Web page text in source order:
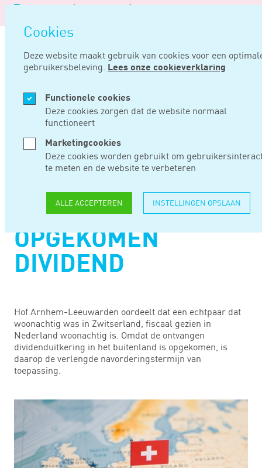
overslaan
Cookies
Deze website maakt gebruik van cookies voor een
gebruikersbeleving. Lees onze cookieverklaring
Functionele cookies
Deze cookies zorgen dat de website normaal
functioneert
Marketingcookies
Deze cookies worden gebruikt om
te meten en de website te verbeteren
ALLE ACCEPTEREN INSTELLINGEN OPSLAAN
Logo
Noord
Negentig
MRT 14, 2024
LANGE
VOOR IN HET
BUITENLAND
OPGEKOMEN
DIVIDEND
Hof Arnhem-Leeuwarden oordeelt dat een echtpaar dat
woonachtig was in Zwitserland, fiscaal gezien in
Nederland woonachtig is. Omdat de ontvangen
dividenduitkering in het buitenland is opgekomen, is
daarop de verlengde navorderingstermijn van
toepassing.